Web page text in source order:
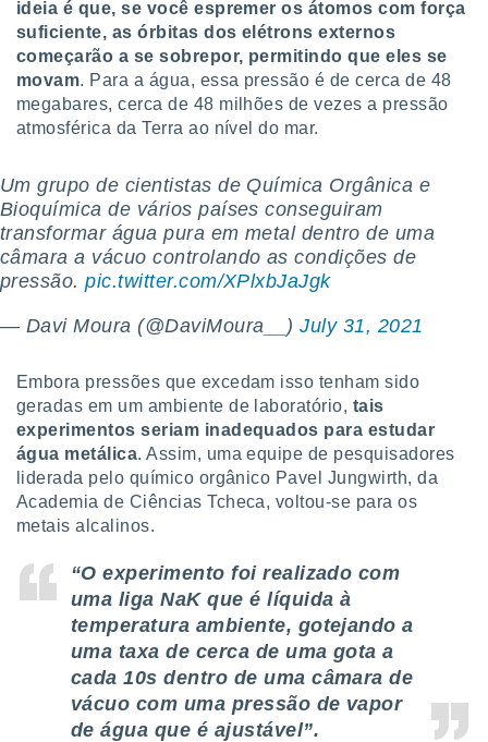
utilizar
criar
medir
da
medir o
dos
os
de dados
fontes,
e melhorar
dados
através
ideia é que, se você espremer os átomos com força
suficiente, as órbitas dos elétrons externos
começarão a se sobrepor, permitindo que eles se
movam. Para a água, essa pressão é de cerca de 48
megabares, cerca de 48 milhões de vezes a pressão
atmosférica da Terra ao nível do mar.
Um grupo de cientistas de Química Orgânica e
Bioquímica de vários países conseguiram
transformar água pura em metal dentro de uma
câmara a vácuo controlando as condições de
pressão.pic.twitter.com/XPlxbJaJgk
— Davi Moura (@DaviMoura__)July 31, 2021
Embora pressões que excedam isso tenham sido
geradas em um ambiente de laboratório, tais
experimentos seriam inadequados para estudar
água metálica. Assim, uma equipe de pesquisadores
liderada pelo químico orgânico Pavel Jungwirth, da
Academia de Ciências Tcheca, voltou-se para os
metais alcalinos.
“O experimento foi realizado com
uma liga NaK que é líquida à
temperatura ambiente, gotejando a
uma taxa de cerca de uma gota a
cada 10s dentro de uma câmara de
vácuo com uma pressão de vapor
de água que é ajustável”.